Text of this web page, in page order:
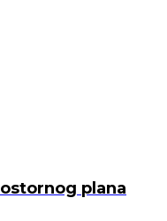
plana